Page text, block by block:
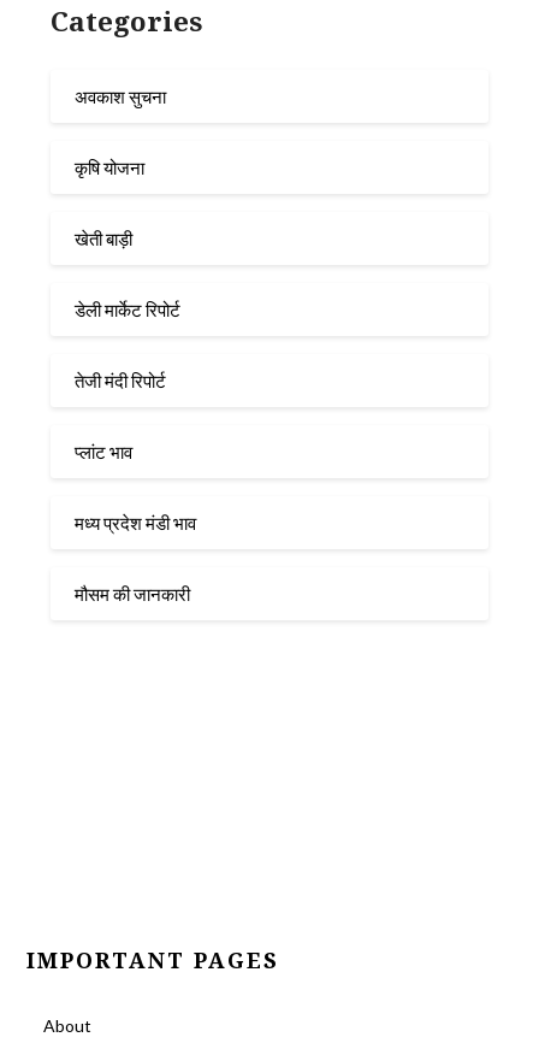
Categories
अवकाश सुचना
कृषि योजना
खेती बाड़ी
डेली मार्केट रिपोर्ट
तेजी मंदी रिपोर्ट
प्लांट भाव
मध्य प्रदेश मंडी भाव
मौसम की जानकारी
IMPORTANT PAGES
About